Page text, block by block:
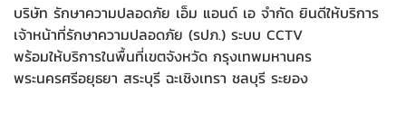
บริษัท รักษาความปลอดภัย เอ็ม แอนด์ เอ จำกัด ยินดีให้บริการ
เจ้าหน้าที่รักษาความปลอดภัย (รปภ.) ระบบ CCTV
พร้อมให้บริการในพื้นที่เขตจังหวัด กรุงเทพมหานคร
พระนครศรีอยุธยา สระบุรี ฉะเชิงเทรา ชลบุรี ระยอง